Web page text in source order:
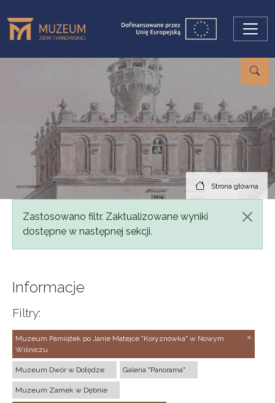
Strona główna
Komunikat
Zastosowano filtr. Zaktualizowane wyniki
dostępne w następnej sekcji.
Informacje
Filtry:
Muzeum Pamiątek po Janie Matejce "Koryznówka" w Nowym
Wiśniczu
Muzeum Dwór w Dołędze Galeria "Panorama"
Muzeum Zamek w Dębnie